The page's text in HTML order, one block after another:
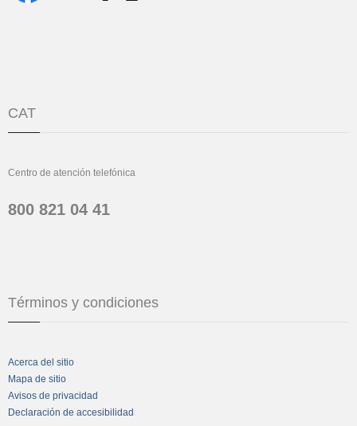
CAT
Centro de atención telefónica
800 821 04 41
Términos y condiciones
Acerca del sitio
Mapa de sitio
Avisos de privacidad
Declaración de accesibilidad